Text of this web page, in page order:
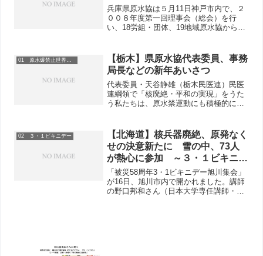
兵庫県原水協は５月11日神戸市内で、２
００８年度第一回理事会（総会）を行
い、18労組・団体、19地域原水協から73
01 原水爆禁止世界大会
【栃木】県原水協代表委員、事務
局長などの新年あいさつ
代表委員・天谷静雄（栃木民医連）民医
連綱領で「核廃絶・平和の実現」をうた
う私たちは、原水禁運動にも積極的にと
感想として「みなさんは正しいことをし
ています」この潘基文事務...
02 ３・１ビキニデー
【北海道】核兵器廃絶、原発なく
せの決意新たに 雪の中、73人
が熱心に参加 ～３・１ビキニデ
ー旭川集会
「被災58周年3・1ビキニデー旭川集会」
が16日、旭川市内で開かれました。講師
の野口邦和さん（日本大学専任講師・福